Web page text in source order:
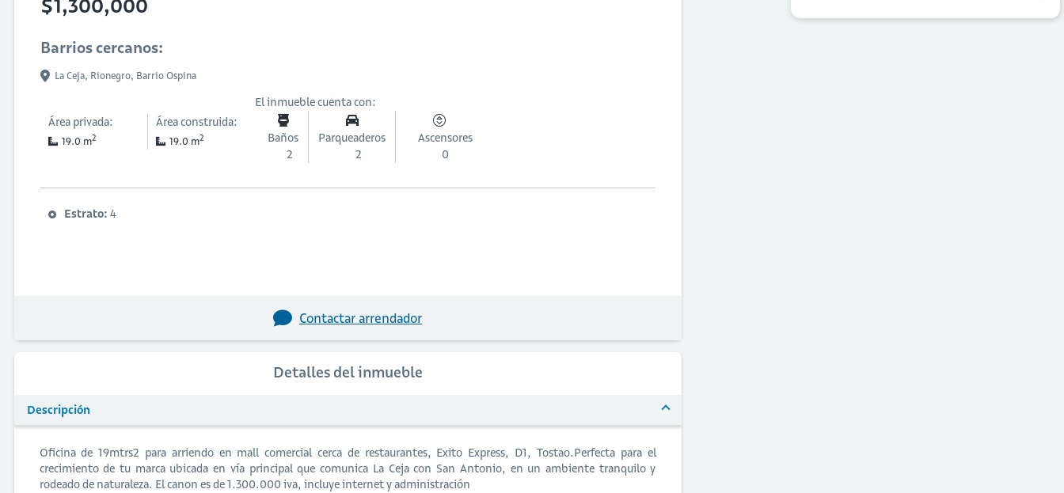
$1,300,000
Barrios cercanos:
La Ceja, Rionegro, Barrio Ospina
Área privada:
19.0 m2
Área construida:
19.0 m2
El inmueble cuenta con:
Baños
2
Parqueaderos
2
Ascensores
0
Estrato: 4
Contactar arrendador
Detalles del inmueble
Descripción
Oficina de 19mtrs2 para arriendo en mall comercial cerca de restaurantes, Exito Express, D1, Tostao.Perfecta para el
crecimiento de tu marca ubicada en vía principal que comunica La Ceja con San Antonio, en un ambiente tranquilo y
rodeado de naturaleza. El canon es de 1.300.000 iva, incluye internet y administración